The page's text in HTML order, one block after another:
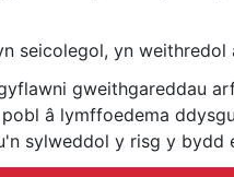
seicolegol, yn weithredol
gweithgareddau
â lymffoedema
sylweddol y risg y bydd